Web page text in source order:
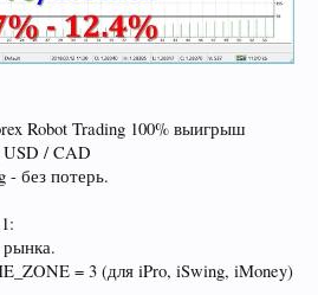
Robot Trading 100% выигрыш
/ CAD
без потерь.
= 3 (для iPro, iSwing, iMoney)